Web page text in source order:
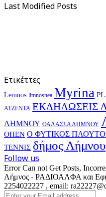
Last Modified Posts
Ετικέττες
Lemnos limnosnea Myrina
ΑΤΖΕΝΤΑ ΕΚΔΗΛΩΣΕΙΣ
ΛΗΜΝΟΥ ΘΑΛΑΣΣΑ ΛΗΜΝΟΥ
ΟΠΕΝ Ο ΦΥΤΙΚΟΣ
ΤΕΝΝΙΣ δήμος Λήμνου
Follow us
Error Can not Get Posts,
Λήμνος - ΡΑΔΙΟΑΛΦΑ και
2254022227 , email:
Enter